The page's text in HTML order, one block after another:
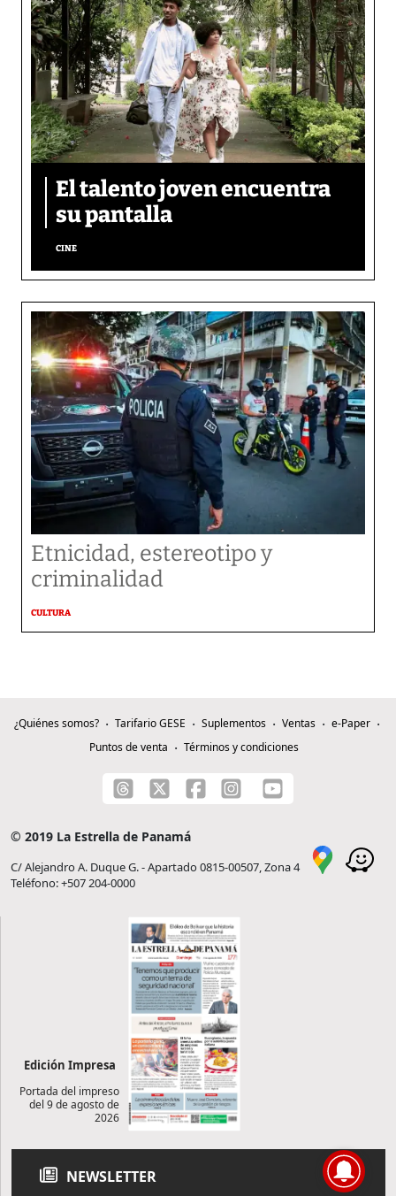
El talento joven encuentra
su pantalla​
CINE
Etnicidad, estereotipo y
criminalidad
CULTURA
¿Quiénes somos? Tarifario GESE Suplementos Ventas
e-Paper
Puntos de venta
Términos y condiciones
© 2019 La Estrella de Panamá
C/ Alejandro A. Duque G. - Apartado 0815-00507, Zona 4
Teléfono: +507 204-0000
Edición Impresa
Portada del impreso
del 9 de agosto de
2026
NEWSLETTER